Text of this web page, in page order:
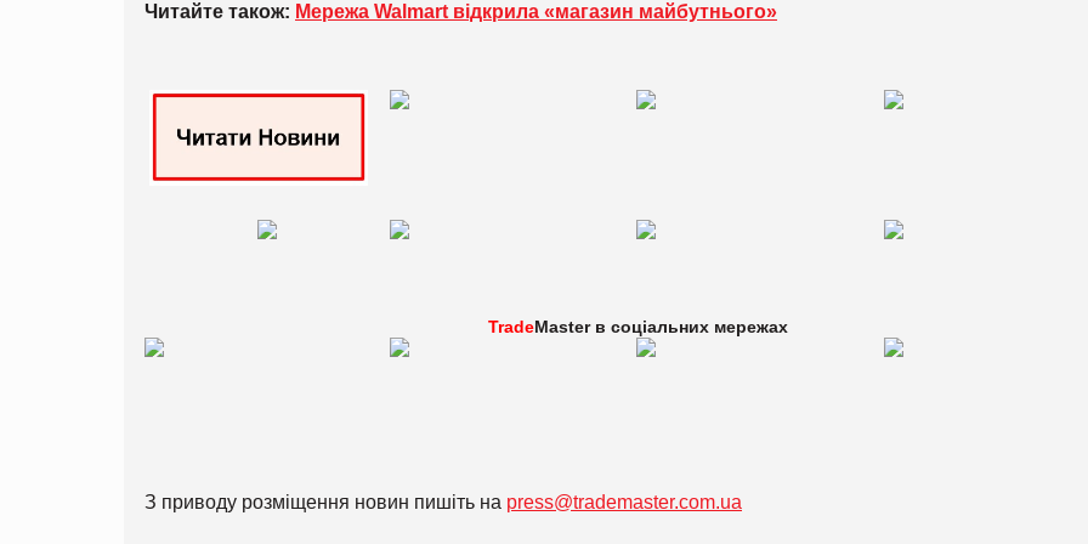
Читайте також: Мережа Walmart відкрила «магазин майбутнього»
TradeMaster в соціальних мережах
З приводу розміщення новин пишіть на press@trademaster.com.ua